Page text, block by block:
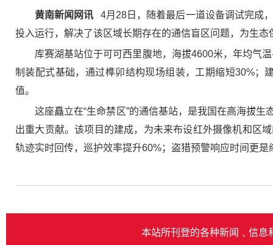
黄南新闻网讯
4月28日，随着最后一道设备调试完成
投入运行，解决了该区域长期存在的通信盲区问题，为生
库赛湖基站位于可可西里腹地，海拔4600米，年均气
制装配式基础，通过榫卯结构现场组装，工期缩短30%；
值。
这座矗立在“生命禁区”的通信基站，是我国在高海拔
出重大贡献。该项目的建成，为未来布设红外摄像机和区
轨迹实时回传，巡护效率提升60%；盗猎预警响应时间更是
本站所刊登的各种新闻﹑信息